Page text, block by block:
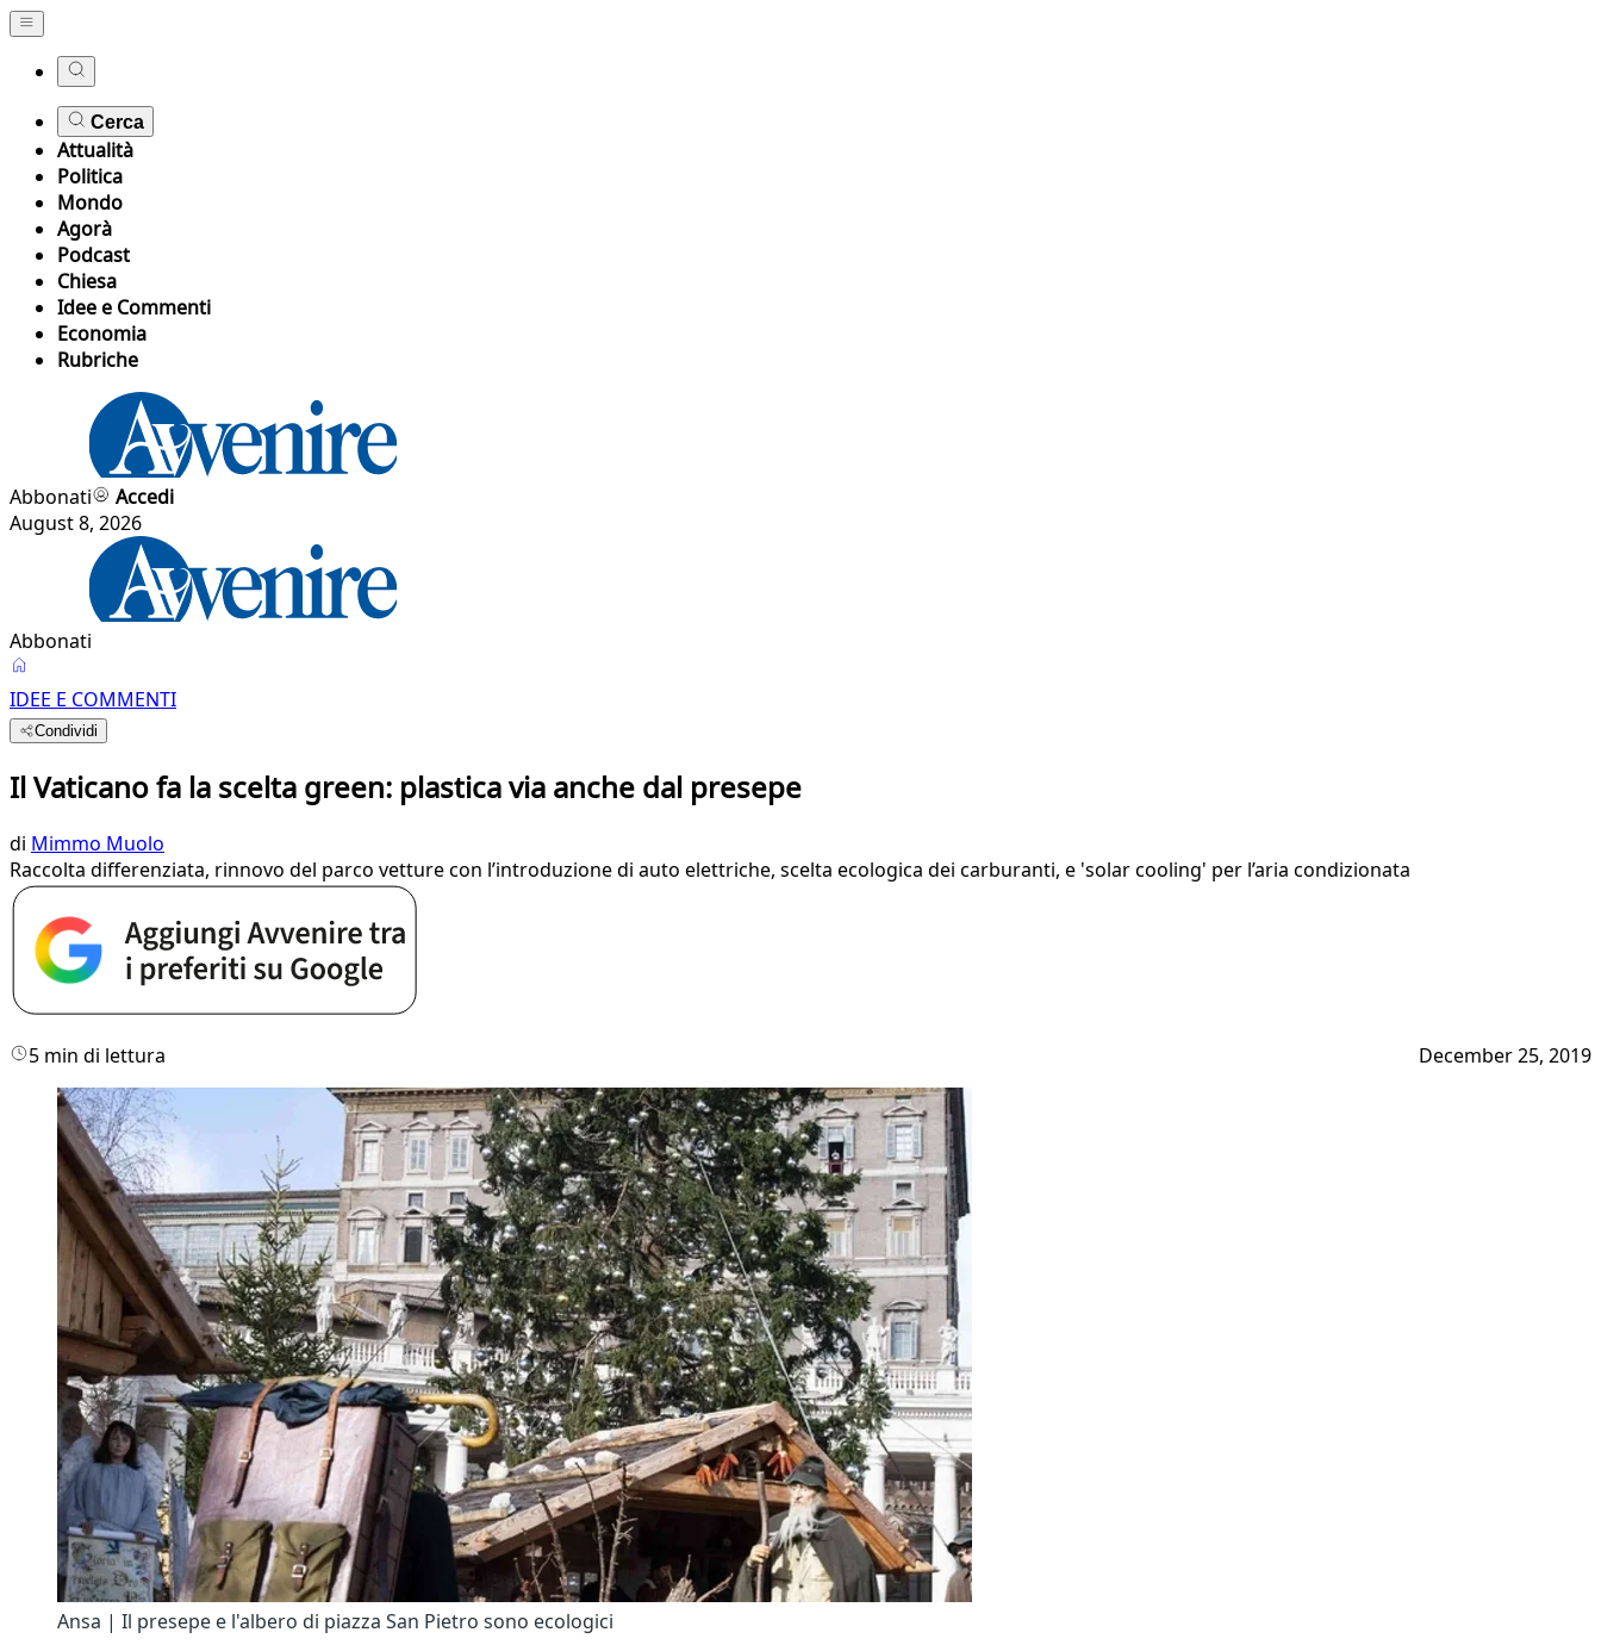
Cerca
Attualità
Politica
Mondo
Agorà
Podcast
Chiesa
Idee e Commenti
Economia
Rubriche
Abbonati
Accedi
August 8, 2026
Abbonati
IDEE E COMMENTI
Condividi
Il Vaticano fa la scelta green: plastica via anche dal presepe
di Mimmo Muolo
Raccolta differenziata, rinnovo del parco vetture con l’introduzione di auto elettriche, scelta ecologica dei carburanti, e 'solar cooling' per l’aria condizionata
5 min di lettura December 25, 2019
Ansa | Il presepe e l'albero di piazza San Pietro sono ecologici